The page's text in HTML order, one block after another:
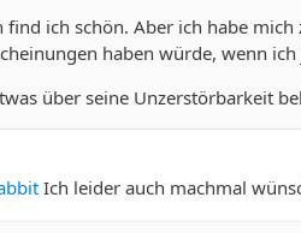
find ich schön. Aber ich habe
haben würde, wenn
über seine Unzerstörbarkeit
Ich leider auch machmal